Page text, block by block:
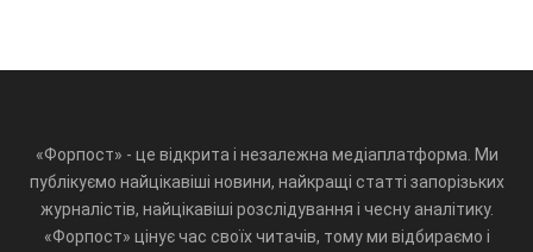
«Форпост» - це відкрита і незалежна медіаплатформа. Ми
публікуємо найцікавіші новини, найкращі статті запорізьких
журналістів, найцікавіші розслідування і чесну аналітику.
«Форпост» цінує час своїх читачів, тому ми відбираємо і